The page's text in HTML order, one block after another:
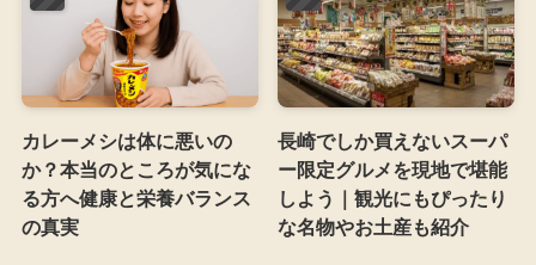
カレーメシは体に悪いの
か？本当のところが気にな
る方へ健康と栄養バランス
の真実
長崎でしか買えないスーパ
ー限定グルメを現地で堪能
しよう｜観光にもぴったり
な名物やお土産も紹介